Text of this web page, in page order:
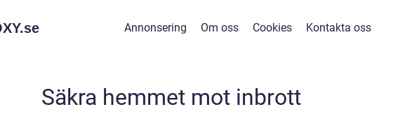
se Annonsering Om oss Cookies Kontakta oss
Säkra hemmet mot inbrott